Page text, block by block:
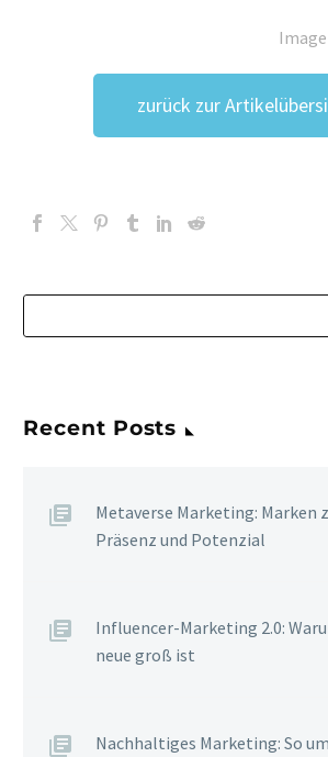
zurück zur
Recent Posts
Metaverse Marketing: Marken
Präsenz und Potenzial
Influencer-Marketing 2.0:
neue groß ist
Nachhaltiges Marketing: So